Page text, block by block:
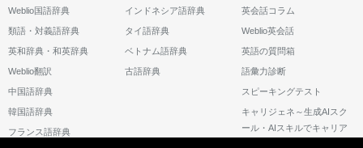
Weblio国語辞典
類語・対義語辞典
英和辞典・和英辞典
Weblio翻訳
中国語辞典
韓国語辞典
フランス語辞典
インドネシア語辞典
タイ語辞典
ベトナム語辞典
古語辞典
英会話コラム
Weblio英会話
英語の質問箱
語彙力診断
スピーキングテスト
キャリジェネ～生成AIスク
ール・AIスキルでキャリア